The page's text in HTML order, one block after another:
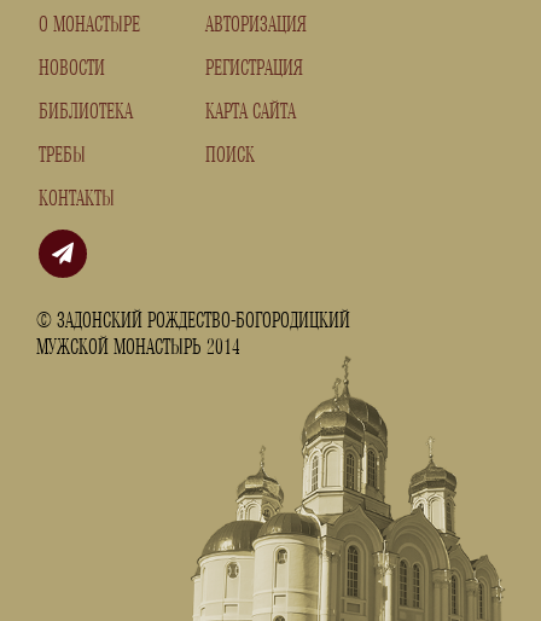
О МОНАСТЫРЕ
НОВОСТИ
БИБЛИОТЕКА
ТРЕБЫ
КОНТАКТЫ
© ЗАДОНСКИЙ РОЖДЕСТВО-БОГОРОДИЦКИЙ
МУЖСКОЙ МОНАСТЫРЬ 2014
АВТОРИЗАЦИЯ
РЕГИСТРАЦИЯ
КАРТА САЙТА
ПОИСК